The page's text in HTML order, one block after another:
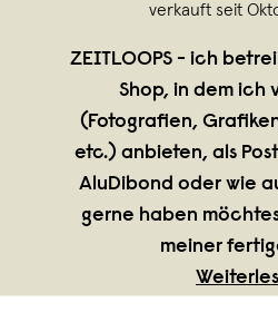
verkauft seit
ZEITLOOPS - ich
Shop, in dem ich
(Fotografien,
etc.) anbieten, als
AluDibond oder wie
gerne haben
meiner